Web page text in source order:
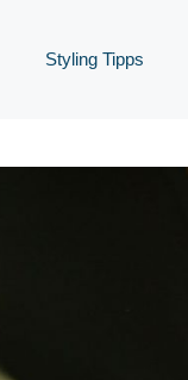
Styling Tipps